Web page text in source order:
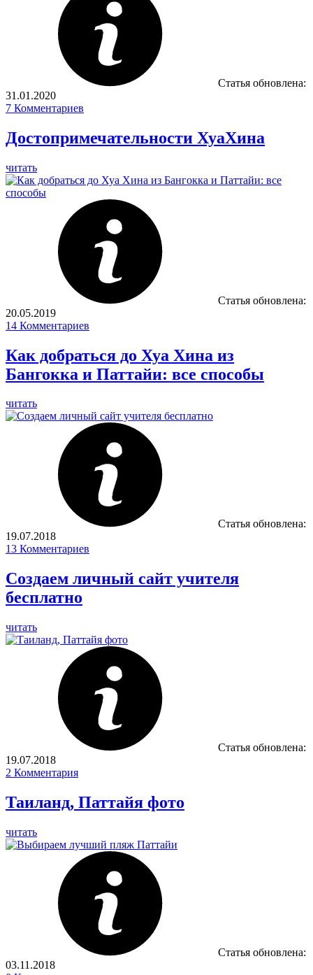
Статья обновлена:
31.01.2020
7 Комментариев
Достопримечательности ХуаХина
читать
Статья обновлена:
20.05.2019
14 Комментариев
Как добраться до Хуа Хина из
Бангокка и Паттайи: все способы
читать
Статья обновлена:
19.07.2018
13 Комментариев
Создаем личный сайт учителя
бесплатно
читать
Статья обновлена:
19.07.2018
2 Комментария
Таиланд, Паттайя фото
читать
Статья обновлена:
03.11.2018